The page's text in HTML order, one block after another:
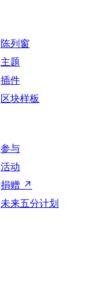
陈列窗
主题
插件
区块样板
参与
活动
捐赠 ↗
未来五分计划